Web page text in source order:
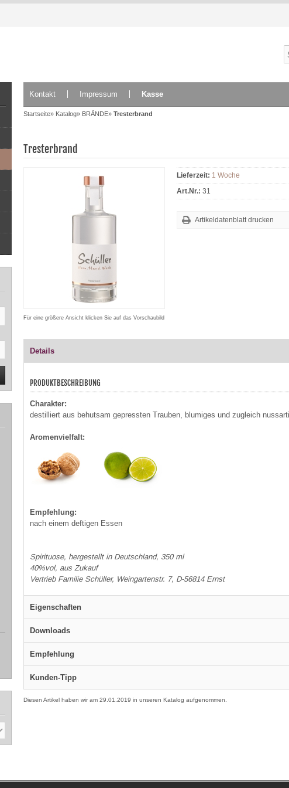
Kontakt Impressum Kasse
Startseite» Katalog» BRÄNDE» Tresterbrand
Tresterbrand
Für eine größere Ansicht klicken Sie auf das Vorschaubild
Lieferzeit: 1 Woche
Art.Nr.: 31
Artikeldatenblatt drucken
Details
PRODUKTBESCHREIBUNG
Charakter:
destilliert aus behutsam gepressten Trauben, blumiges und zugleich
Aromenvielfalt:
Empfehlung:
nach einem deftigen Essen
Spirituose, hergestellt in Deutschland, 350 ml
40%vol, aus Zukauf
Vertrieb Familie Schüller, Weingartenstr. 7, D-56814 Ernst
Eigenschaften
Downloads
Empfehlung
Kunden-Tipp
Diesen Artikel haben wir am 29.01.2019 in unseren Katalog aufgenommen.